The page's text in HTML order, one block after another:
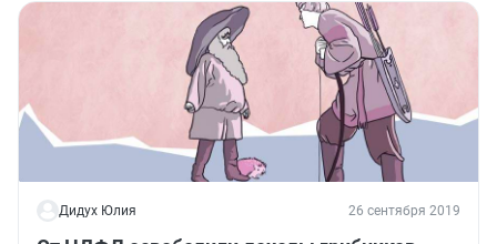
Дидух Юлия 26 сентября 2019